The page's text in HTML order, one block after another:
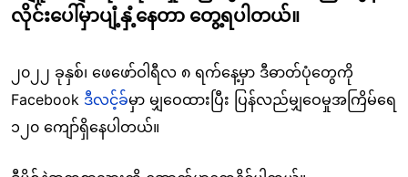
လိုင်းပေါ်မှာပျံ့နှံ့နေတာ တွေ့ရပါတယ်။
၂၀၂၂ ခုနှစ်၊ ဖေဖော်ဝါရီလ ၈ ရက်နေ့မှာ ဒီဓာတ်ပုံတွေကို
Facebook ဒီလင့်ခ်မှာ မျှဝေထားပြီး ပြန်လည်မျှဝေမှုအကြိမ်ရေ
၁၂၀ ကျော်ရှိနေပါတယ်။